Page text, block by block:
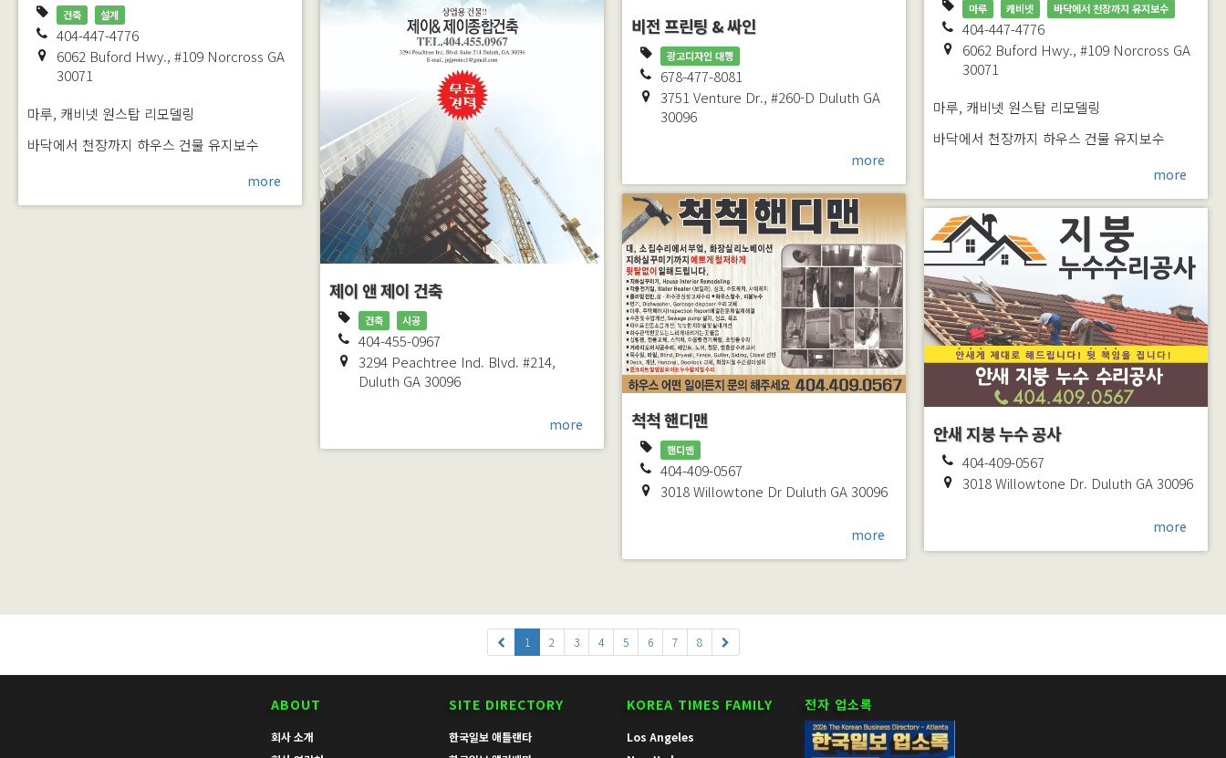
건축 설계
404-447-4776
6062 Buford Hwy., #109 Norcross GA
30071
마루, 캐비넷 원스탑 리모델링
바닥에서 천장까지 하우스 건물 유지보수
more
제이 앤 제이 건축
건축 시공
404-455-0967
3294 Peachtree Ind. Blvd. #214,
Duluth GA30096
more
비전 프린팅 & 싸인
광고디자인 대행
678-477-8081
3751 Venture Dr., #260-D Duluth GA
30096
more
척척 핸디맨
핸디맨
404-409-0567
3018 Willowtone Dr Duluth GA30096
more
마루 캐비넷 바닥에서 천장까지 유지보수
404-447-4776
6062 Buford Hwy., #109 Norcross GA
30071
마루, 캐비넷 원스탑 리모델링
바닥에서 천장까지 하우스 건물 유지보수
more
안새 지붕 누수 공사
404-409-0567
3018 Willowtone Dr. Duluth GA30096
more
1 2 3 4 5 6 7 8
ABOUT
회사 소개
SITE DIRECTORY
한국일보 애틀랜타
KOREA TIMES FAMILY
Los Angeles
전자 업소록